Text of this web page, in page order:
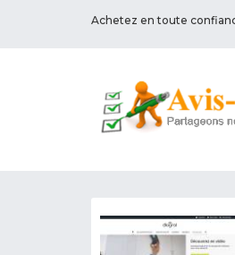
Achetez en toute